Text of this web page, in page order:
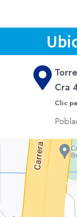
Cra
Clic